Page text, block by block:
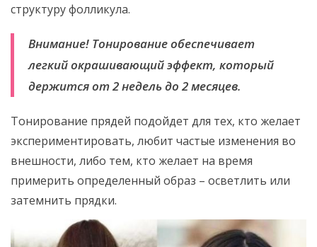
структуру фолликула.
Внимание! Тонирование обеспечивает
легкий окрашивающий эффект, который
держится от 2 недель до 2 месяцев.
Тонирование прядей подойдет для тех, кто желает
экспериментировать, любит частые изменения во
внешности, либо тем, кто желает на время
примерить определенный образ – осветлить или
затемнить прядки.